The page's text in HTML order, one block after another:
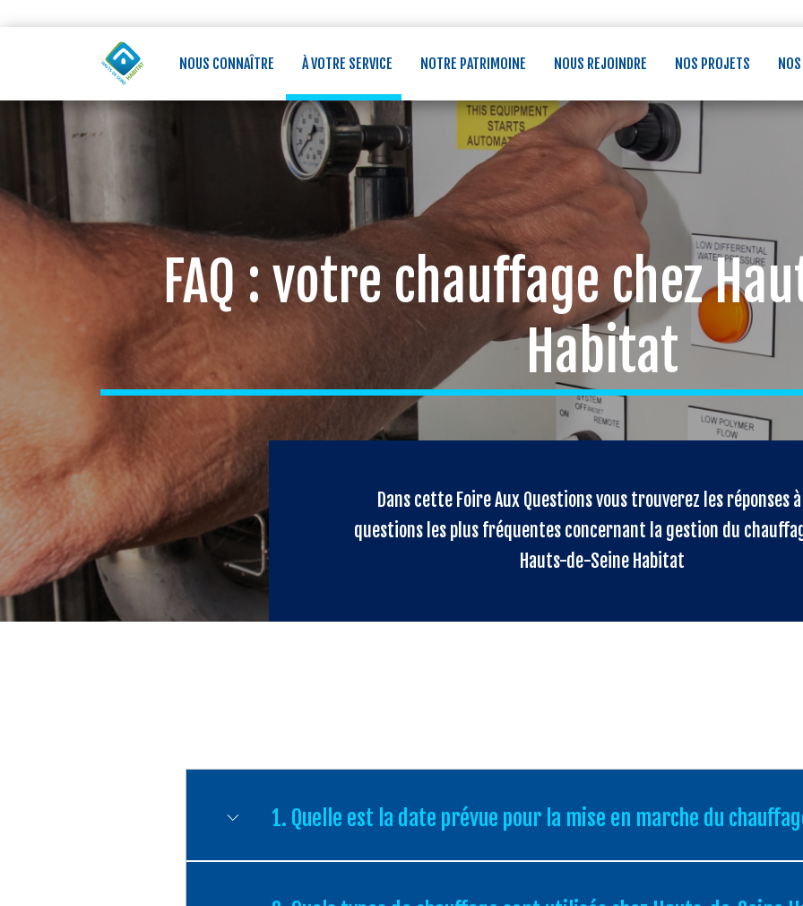
NOUS CONNAÎTRE À VOTRE SERVICE NOTRE PATRIMOINE NOUS REJOINDRE NOS PROJETS
FAQ : votre chauffage chez
Habitat
Dans cette Foire Aux Questions vous trouverez les réponses
questions les plus fréquentes concernant la gestion du
Hauts-de-Seine Habitat
1. Quelle est la date prévue pour la mise en marche du